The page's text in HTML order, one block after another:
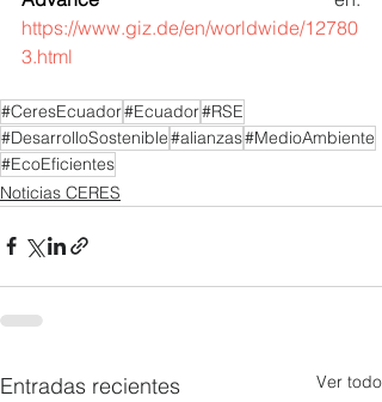
https://www.giz.de/en/worldwide/12780
3.html
#CeresEcuador#Ecuador#RSE
#DesarrolloSostenible#alianzas#MedioAmbiente
#EcoEficientes
Noticias CERES
Entradas recientes Ver todo